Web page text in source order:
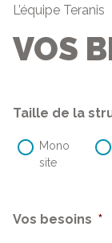
L’équipe Teranis
VOS
Taille de la
Mono
site
Vos besoins *